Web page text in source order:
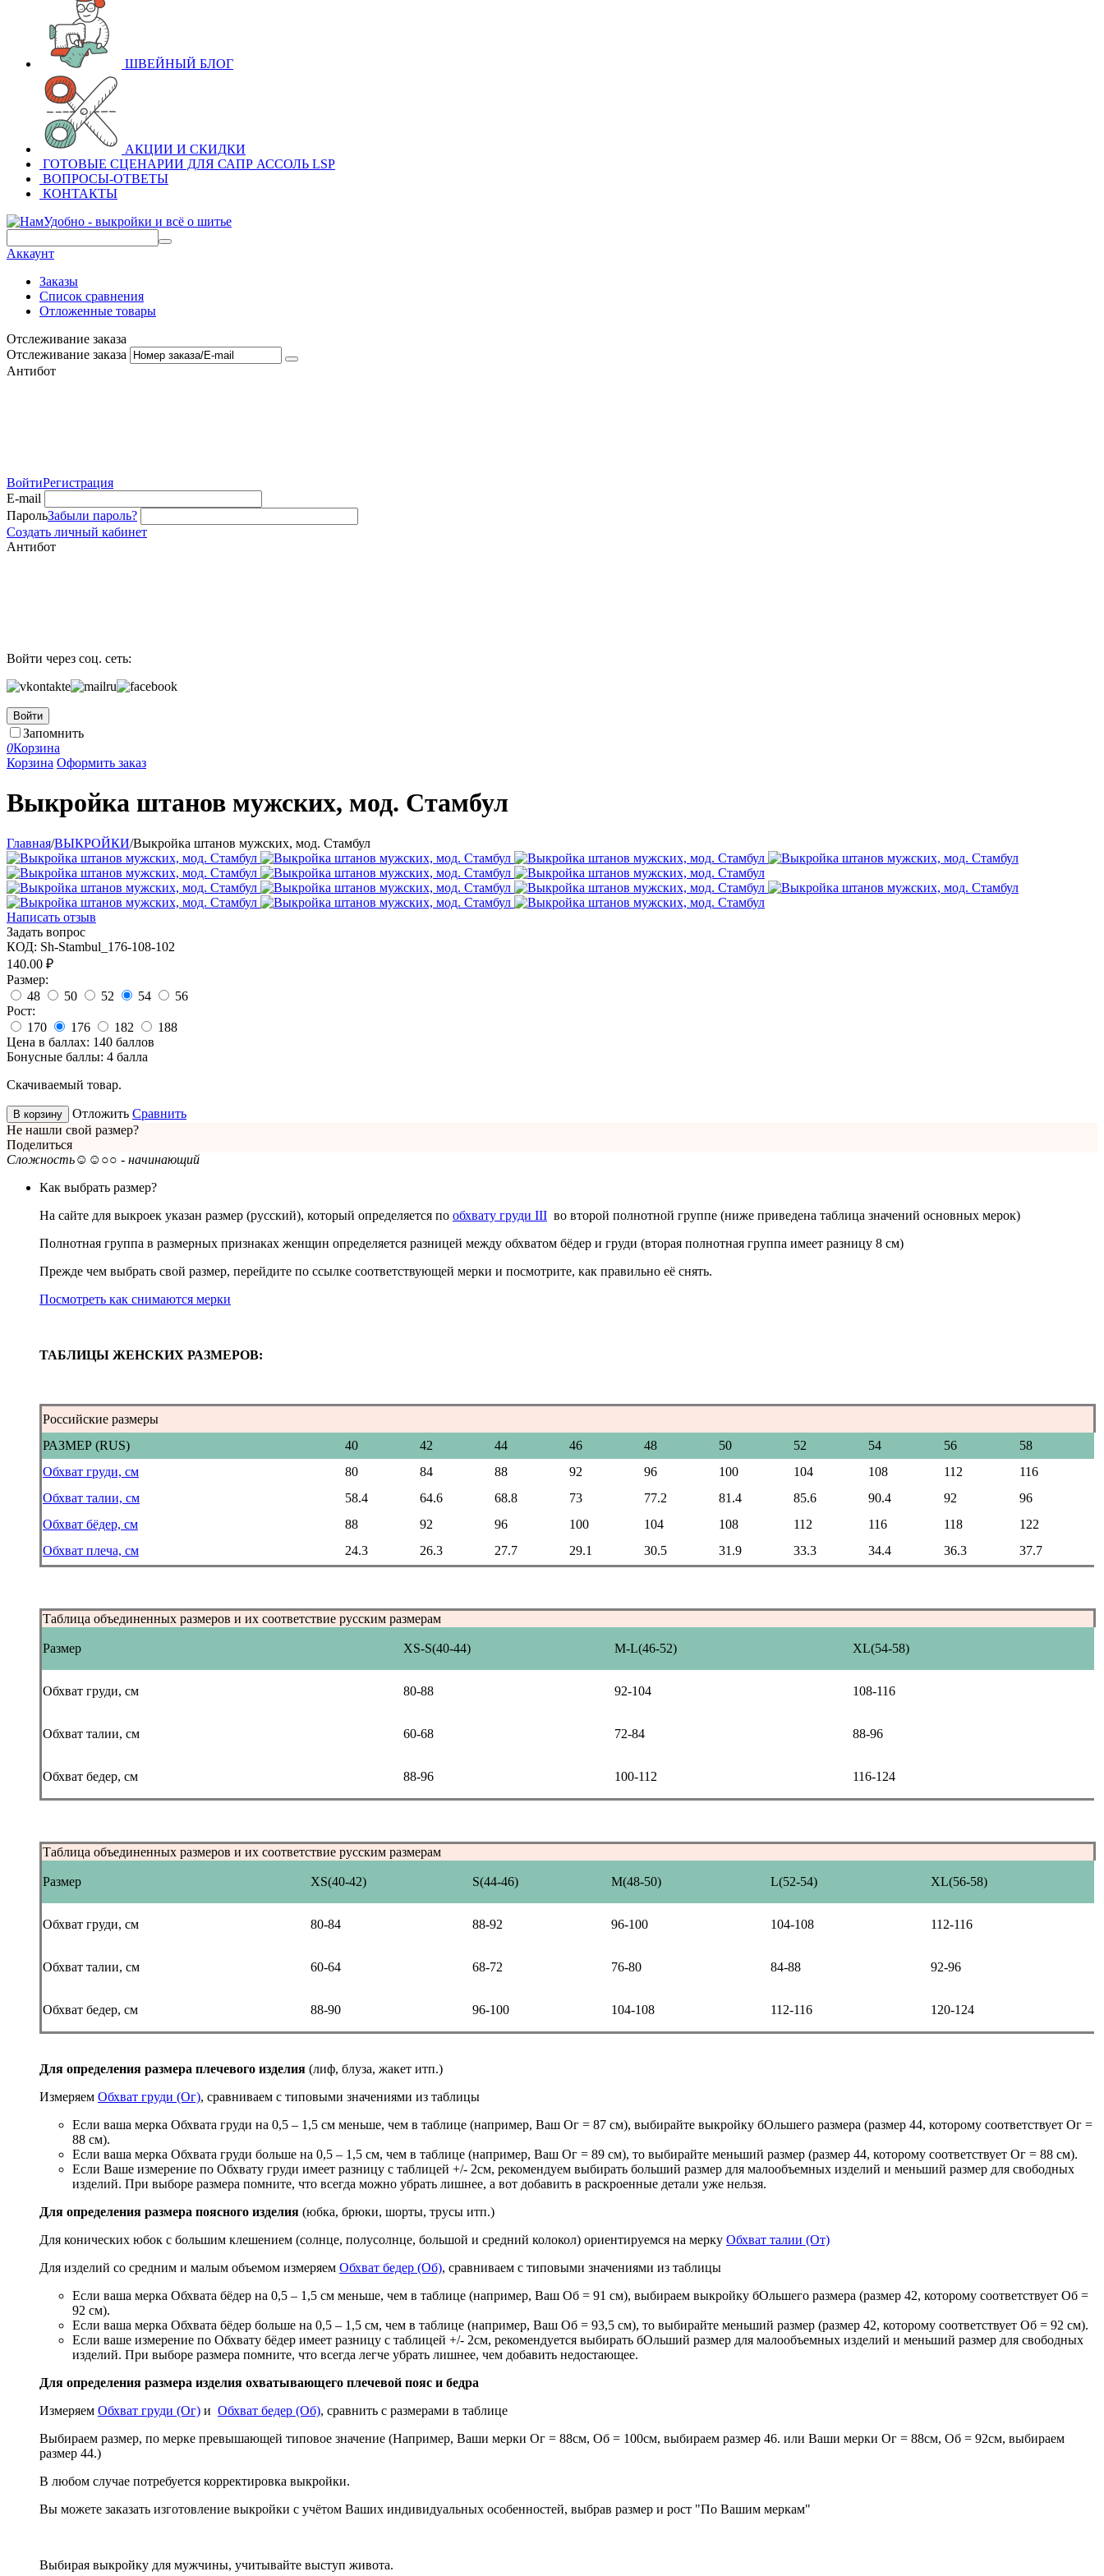
ШВЕЙНЫЙ БЛОГ
АКЦИИ И СКИДКИ
ГОТОВЫЕ СЦЕНАРИИ ДЛЯ САПР АССОЛЬ LSP
ВОПРОСЫ-ОТВЕТЫ
КОНТАКТЫ
Аккаунт
Заказы
Список сравнения
Отложенные товары
Отслеживание заказа
Отслеживание заказа
Антибот
ВойтиРегистрация
E-mail
ПарольЗабыли пароль?
Создать личный кабинет
Антибот
Войти через соц. сеть:
Войти
Запомнить
0Корзина
Корзина Оформить заказ
Выкройка штанов мужских, мод. Стамбул
Главная/ВЫКРОЙКИ/Выкройка штанов мужских, мод. Стамбул
Написать отзыв
Задать вопрос
КОД: Sh-Stambul_176-108-102
140.00 ₽
Размер:
48
50 52 54
56
Рост:
170
176 182
188
Цена в баллах: 140 баллов
Бонусные баллы: 4 балла
Скачиваемый товар.
В корзину Отложить Сравнить
Не нашли свой размер?
Поделиться
Сложность☺☺○○ - начинающий
Как выбрать размер?
На сайте для выкроек указан размер (русский), который определяется по обхвату груди III во второй полнотной группе (ниже приведена таблица значений основных мерок)
Полнотная группа в размерных признаках женщин определяется разницей между обхватом бёдер и груди (вторая полнотная группа имеет разницу 8 см)
Прежде чем выбрать свой размер, перейдите по ссылке соответствующей мерки и посмотрите, как правильно её снять.
Посмотреть как снимаются мерки
ТАБЛИЦЫ ЖЕНСКИХ РАЗМЕРОВ:
Российские размеры
РАЗМЕР (RUS)
40 42 44 46 48 50 52 54 56
58
Обхват груди, см
80 84 88 92 96 100 104 108 112
116
Обхват талии, см
58.4 64.6 68.8 73 77.2 81.4 85.6 90.4 92
96
Обхват бёдер, см
88 92 96 100 104 108 112 116 118
122
Обхват плеча, см
24.3 26.3 27.7 29.1 30.5 31.9 33.3 34.4 36.3 37.7
Таблица объединенных размеров и их соответствие русским размерам
Размер XS-S(40-44) M-L(46-52) XL(54-58)
Обхват груди, см 80-88 92-104 108-116
Обхват талии, см 60-68 72-84 88-96
Обхват бедер, см 88-96 100-112 116-124
Таблица объединенных размеров и их соответствие русским размерам
Размер XS(40-42) S(44-46) M(48-50) L(52-54) XL(56-58)
Обхват груди, см 80-84 88-92 96-100 104-108 112-116
Обхват талии, см 60-64 68-72 76-80 84-88 92-96
Обхват бедер, см 88-90 96-100 104-108 112-116 120-124
Для определения размера плечевого изделия (лиф, блуза, жакет итп.)
Измеряем Обхват груди (Ог), сравниваем с типовыми значениями из таблицы
Если ваша мерка Обхвата груди на 0,5 – 1,5 см меньше, чем в таблице (например, Ваш Ог = 87 см), выбирайте выкройку бОльшего размера (размер 44, которому соответствует Ог =
88 см).
Если ваша мерка Обхвата груди больше на 0,5 – 1,5 см, чем в таблице (например, Ваш Ог = 89 см), то выбирайте меньший размер (размер 44, которому соответствует Ог = 88 см).
Если Ваше измерение по Обхвату груди имеет разницу с таблицей +/- 2см, рекомендуем выбирать больший размер для малообъемных изделий и меньший размер для свободных
изделий. При выборе размера помните, что всегда можно убрать лишнее, а вот добавить в раскроенные детали уже нельзя.
Для определения размера поясного изделия (юбка, брюки, шорты, трусы итп.)
Для конических юбок с большим клешением (солнце, полусолнце, большой и средний колокол) ориентируемся на мерку Обхват талии (От)
Для изделий со средним и малым объемом измеряем Обхват бедер (Об), сравниваем с типовыми значениями из таблицы
Если ваша мерка Обхвата бёдер на 0,5 – 1,5 см меньше, чем в таблице (например, Ваш Об = 91 см), выбираем выкройку бОльшего размера (размер 42, которому соответствует Об =
92 см).
Если ваша мерка Обхвата бёдер больше на 0,5 – 1,5 см, чем в таблице (например, Ваш Об = 93,5 см), то выбирайте меньший размер (размер 42, которому соответствует Об = 92 см).
Если ваше измерение по Обхвату бёдер имеет разницу с таблицей +/- 2см, рекомендуется выбирать бОльший размер для малообъемных изделий и меньший размер для свободных
изделий. При выборе размера помните, что всегда легче убрать лишнее, чем добавить недостающее.
Для определения размера изделия охватывающего плечевой пояс и бедра
Измеряем Обхват груди (Ог) и Обхват бедер (Об), сравнить с размерами в таблице
Выбираем размер, по мерке превышающей типовое значение (Например, Ваши мерки Ог = 88см, Об = 100см, выбираем размер 46. или Ваши мерки Ог = 88см, Об = 92см, выбираем
размер 44.)
В любом случае потребуется корректировка выкройки.
Вы можете заказать изготовление выкройки с учётом Ваших индивидуальных особенностей, выбрав размер и рост "По Вашим меркам"
Выбирая выкройку для мужчины, учитывайте выступ живота.